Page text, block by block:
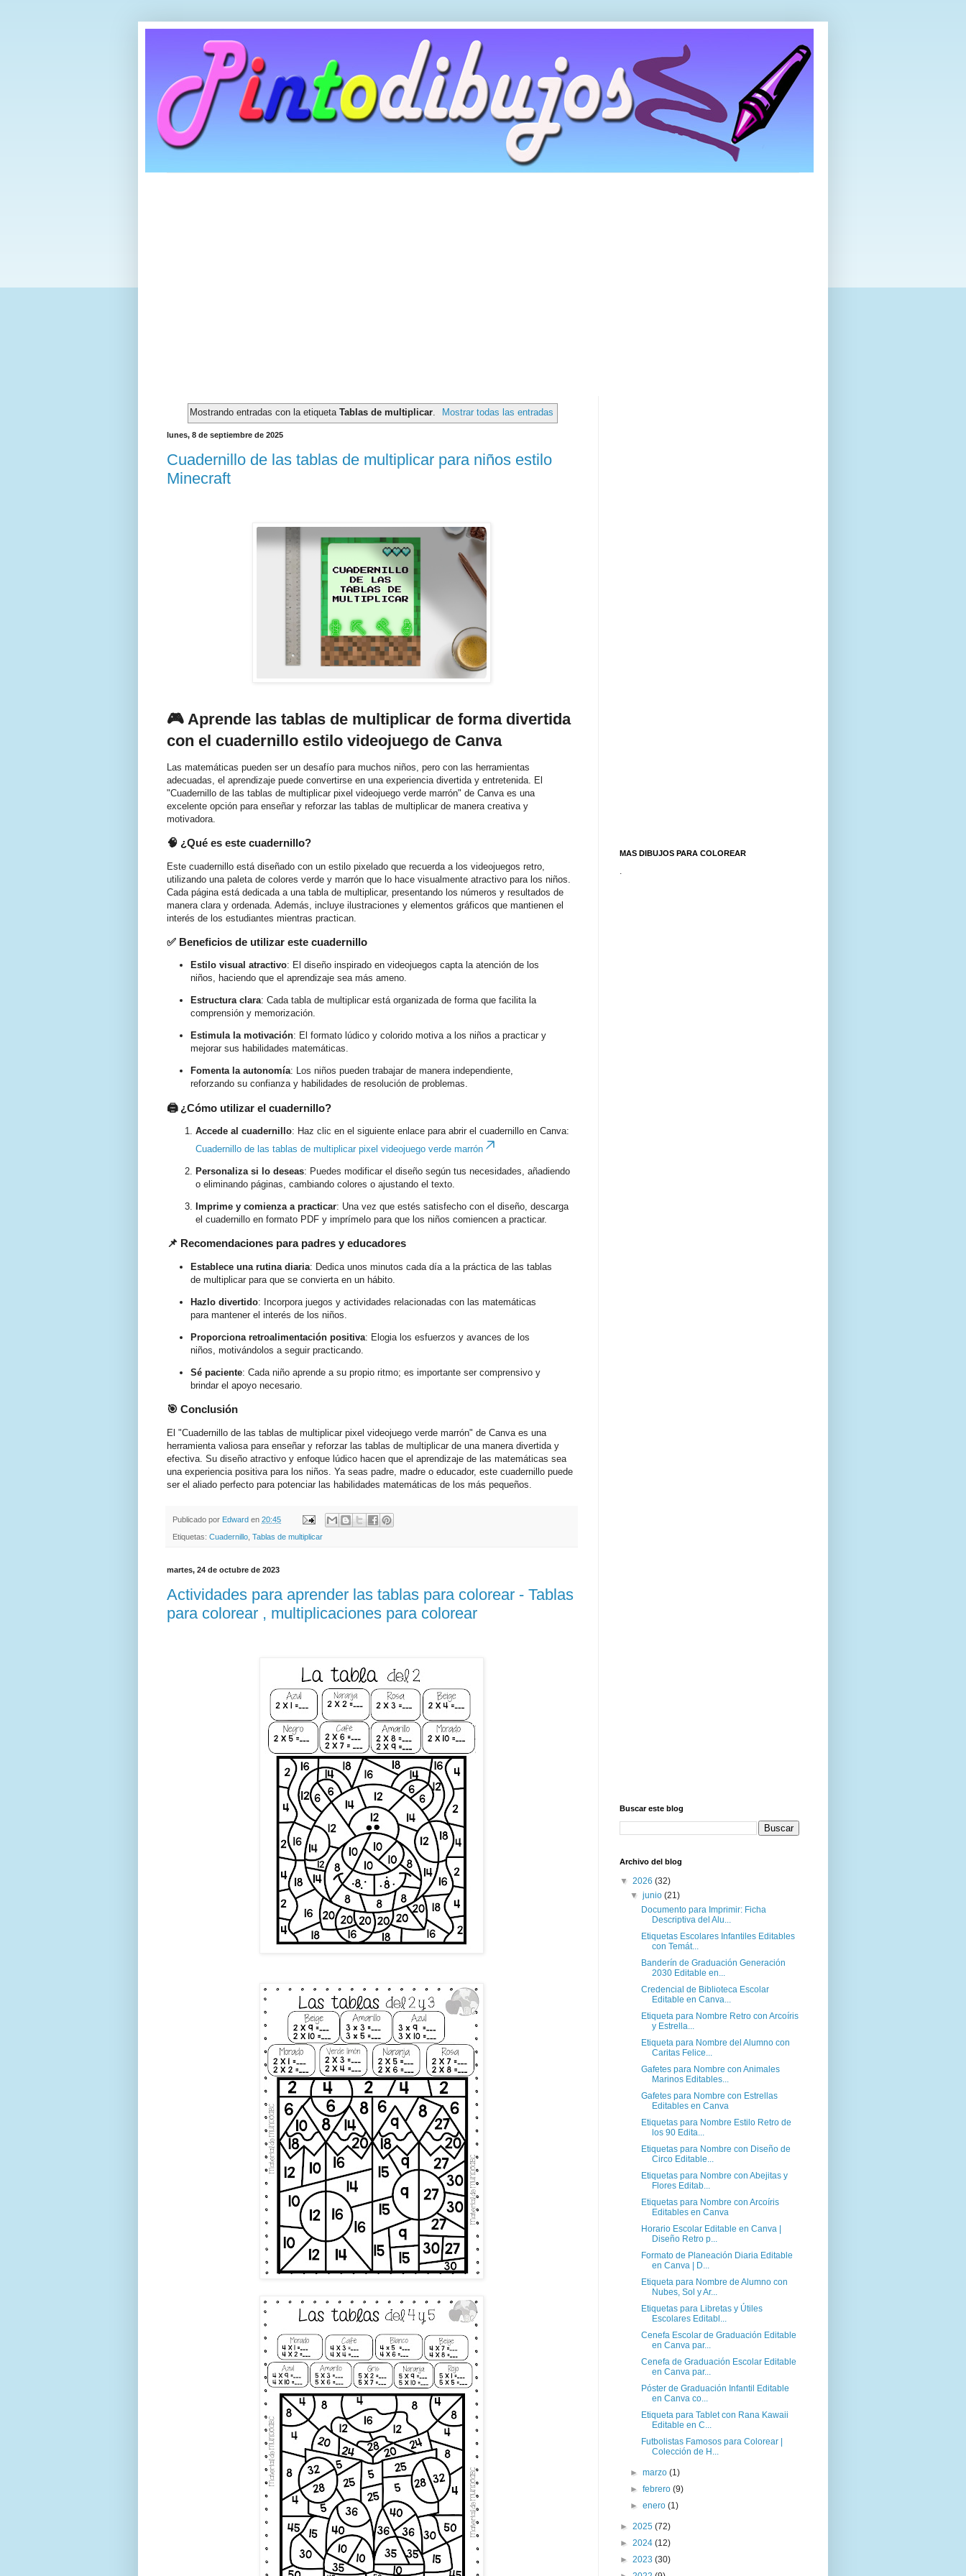
Mostrando entradas con la etiqueta Tablas de multiplicar. Mostrar todas las entradas
lunes, 8 de septiembre de 2025
Cuadernillo de las tablas de multiplicar para niños estilo
Minecraft
🎮 Aprende las tablas de multiplicar de forma divertida
con el cuadernillo estilo videojuego de Canva
Las matemáticas pueden ser un desafío para muchos niños, pero con las herramientas
adecuadas, el aprendizaje puede convertirse en una experiencia divertida y entretenida. El
"Cuadernillo de las tablas de multiplicar pixel videojuego verde marrón" de Canva es una
excelente opción para enseñar y reforzar las tablas de multiplicar de manera creativa y
motivadora.
🧠 ¿Qué es este cuadernillo?
Este cuadernillo está diseñado con un estilo pixelado que recuerda a los videojuegos retro,
utilizando una paleta de colores verde y marrón que lo hace visualmente atractivo para los niños.
Cada página está dedicada a una tabla de multiplicar, presentando los números y resultados de
manera clara y ordenada. Además, incluye ilustraciones y elementos gráficos que mantienen el
interés de los estudiantes mientras practican.
✅ Beneficios de utilizar este cuadernillo
Estilo visual atractivo: El diseño inspirado en videojuegos capta la atención de los
niños, haciendo que el aprendizaje sea más ameno.
Estructura clara: Cada tabla de multiplicar está organizada de forma que facilita la
comprensión y memorización.
Estimula la motivación: El formato lúdico y colorido motiva a los niños a practicar y
mejorar sus habilidades matemáticas.
Fomenta la autonomía: Los niños pueden trabajar de manera independiente,
reforzando su confianza y habilidades de resolución de problemas.
🖨️ ¿Cómo utilizar el cuadernillo?
Accede al cuadernillo: Haz clic en el siguiente enlace para abrir el cuadernillo en Canva:
Cuadernillo de las tablas de multiplicar pixel videojuego verde marrón
Personaliza si lo deseas: Puedes modificar el diseño según tus necesidades, añadiendo
o eliminando páginas, cambiando colores o ajustando el texto.
Imprime y comienza a practicar: Una vez que estés satisfecho con el diseño, descarga
el cuadernillo en formato PDF y imprímelo para que los niños comiencen a practicar.
📌 Recomendaciones para padres y educadores
Establece una rutina diaria: Dedica unos minutos cada día a la práctica de las tablas
de multiplicar para que se convierta en un hábito.
Hazlo divertido: Incorpora juegos y actividades relacionadas con las matemáticas
para mantener el interés de los niños.
Proporciona retroalimentación positiva: Elogia los esfuerzos y avances de los
niños, motivándolos a seguir practicando.
Sé paciente: Cada niño aprende a su propio ritmo; es importante ser comprensivo y
brindar el apoyo necesario.
🎯 Conclusión
El "Cuadernillo de las tablas de multiplicar pixel videojuego verde marrón" de Canva es una
herramienta valiosa para enseñar y reforzar las tablas de multiplicar de una manera divertida y
efectiva. Su diseño atractivo y enfoque lúdico hacen que el aprendizaje de las matemáticas sea
una experiencia positiva para los niños. Ya seas padre, madre o educador, este cuadernillo puede
ser el aliado perfecto para potenciar las habilidades matemáticas de los más pequeños.
Publicado por Edward en 20:45
Etiquetas: Cuadernillo Tablas de multiplicar
martes, 24 de octubre de 2023
Actividades para aprender las tablas para colorear - Tablas
para colorear , multiplicaciones para colorear
MAS DIBUJOS PARA COLOREAR
.
Buscar este blog
Archivo del blog
▼ 2026 (32)
▼junio(21)
Documento para Imprimir: Ficha
Descriptiva del Alu...
Etiquetas Escolares Infantiles Editables
con Temát...
Banderín de Graduación Generación
2030 Editable en...
Credencial de Biblioteca Escolar
Editable en Canva...
Etiqueta para Nombre Retro con Arcoíris
y Estrella...
Etiqueta para Nombre del Alumno con
Caritas Felice...
Gafetes para Nombre con Animales
Marinos Editables...
Gafetes para Nombre con Estrellas
Editables en Canva
Etiquetas para Nombre Estilo Retro de
los 90 Edita...
Etiquetas para Nombre con Diseño de
Circo Editable...
Etiquetas para Nombre con Abejitas y
Flores Editab...
Etiquetas para Nombre con Arcoíris
Editables en Canva
Horario Escolar Editable en Canva |
Diseño Retro p...
Formato de Planeación Diaria Editable
en Canva | D...
Etiqueta para Nombre de Alumno con
Nubes, Sol y Ar...
Etiquetas para Libretas y Útiles
Escolares Editabl...
Cenefa Escolar de Graduación Editable
en Canva par...
Cenefa de Graduación Escolar Editable
en Canva par...
Póster de Graduación Infantil Editable
en Canva co...
Etiqueta para Tablet con Rana Kawaii
Editable en C...
Futbolistas Famosos para Colorear |
Colección de H...
►marzo(1)
►febrero(9)
►enero(1)
► 2025 (72)
► 2024 (12)
► 2023 (30)